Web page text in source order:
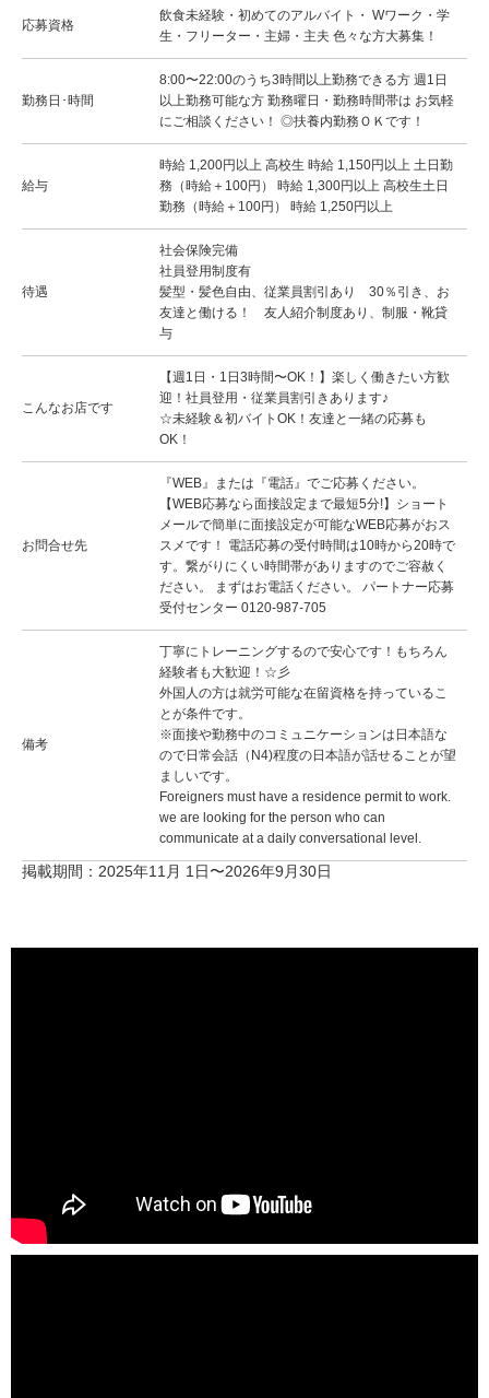
応募資格
飲食未経験・初めてのアルバイト・ Wワーク・学
生・フリーター・主婦・主夫 色々な方大募集！
勤務日･時間
8:00〜22:00のうち3時間以上勤務できる方 週1日
以上勤務可能な方 勤務曜日・勤務時間帯は お気軽
にご相談ください！ ◎扶養内勤務ＯＫです！
給与
時給 1,200円以上 高校生 時給 1,150円以上 土日勤
務（時給＋100円） 時給 1,300円以上 高校生土日
勤務（時給＋100円） 時給 1,250円以上
待遇
社会保険完備
社員登用制度有
髪型・髪色自由、従業員割引あり 30％引き、お
友達と働ける！ 友人紹介制度あり、制服・靴貸
与
こんなお店です
【週1日・1日3時間〜OK！】楽しく働きたい方歓
迎！社員登用・従業員割引きあります♪
☆未経験＆初バイトOK！友達と一緒の応募も
OK！
お問合せ先
『WEB』または『電話』でご応募ください。
【WEB応募なら面接設定まで最短5分!】ショート
メールで簡単に面接設定が可能なWEB応募がおス
スメです！ 電話応募の受付時間は10時から20時で
す。繋がりにくい時間帯がありますのでご容赦く
ださい。 まずはお電話ください。 パートナー応募
受付センター 0120-987-705
備考
丁寧にトレーニングするので安心です！もちろん
経験者も大歓迎！☆彡
外国人の方は就労可能な在留資格を持っているこ
とが条件です。
※面接や勤務中のコミュニケーションは日本語な
ので日常会話（N4)程度の日本語が話せることが望
ましいです。
Foreigners must have a residence permit to work.
we are looking for the person who can
communicate at a daily conversational level.
掲載期間：2025年11月 1日〜2026年9月30日